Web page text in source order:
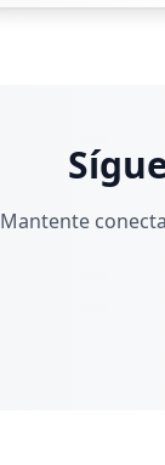
Mantente